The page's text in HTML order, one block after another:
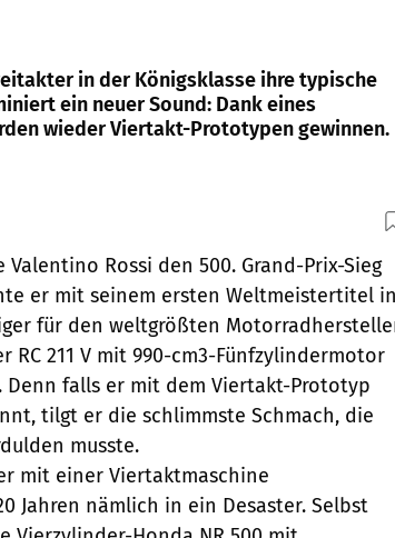
in der Königsklasse ihre typische
ein neuer Sound: Dank eines
wieder Viertakt-Prototypen gewinnen.
Rossi den 500. Grand-Prix-Sieg
er mit seinem ersten Weltmeistertitel in
für den weltgrößten
RC 211 V mit 990-cm3-Fünfzylindermotor
Denn falls er mit dem Viertakt-Prototyp
tilgt er die schlimmste Schmach, die
musste.
mit einer Viertaktmaschine
Jahren nämlich in ein Desaster. Selbst